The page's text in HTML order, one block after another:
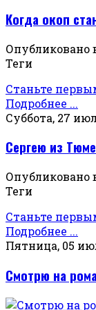
Когда окоп
Опубликовано
Теги
Станьте
Подробнее ...
Суббота, 27
Сергею из
Опубликовано
Теги
Станьте
Подробнее ...
Пятница, 05
Смотрю на